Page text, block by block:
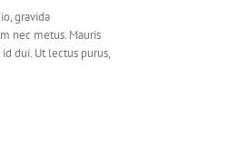
gravida
nec metus. Mauris
dui. Ut lectus purus,